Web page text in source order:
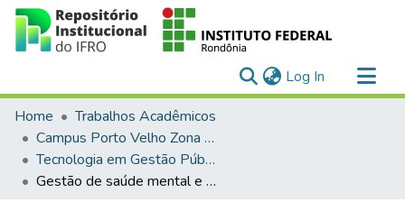
Log In (current)
Communities & Collections
All of DSpace
Statistics
Home
Trabalhos Acadêmicos
Campus Porto Velho Zona Norte
Tecnologia em Gestão Pública (EaD)
Gestão de saúde mental e qualidade de vida no trabalho em ambientes hospitalares: um estudo bibliográfico